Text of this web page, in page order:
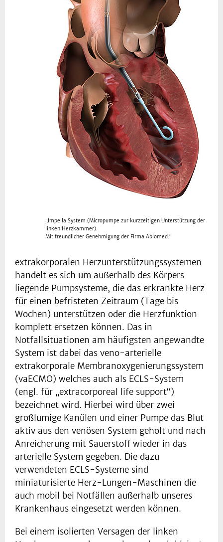
„Impella System (Micropumpe zur kurzzeitigen Unterstützung der
linken Herzkammer).
Mit freundlicher Genehmigung der Firma Abiomed.“
extrakorporalen Herzunterstützungssystemen
handelt es sich um außerhalb des Körpers
liegende Pumpsysteme, die das erkrankte Herz
für einen befristeten Zeitraum (Tage bis
Wochen) unterstützen oder die Herzfunktion
komplett ersetzen können. Das in
Notfallsituationen am häufigsten angewandte
System ist dabei das veno-arterielle
extrakorporale Membranoxygenierungssystem
(vaECMO) welches auch als ECLS-System
(engl. für „extracorporeal life support“)
bezeichnet wird. Hierbei wird über zwei
großlumige Kanülen und einer Pumpe das Blut
aktiv aus den venösen System geholt und nach
Anreicherung mit Sauerstoff wieder in das
arterielle System gegeben. Die dazu
verwendeten ECLS-Systeme sind
miniaturisierte Herz-Lungen-Maschinen die
auch mobil bei Notfällen außerhalb unseres
Krankenhaus eingesetzt werden können.
Bei einem isolierten Versagen der linken